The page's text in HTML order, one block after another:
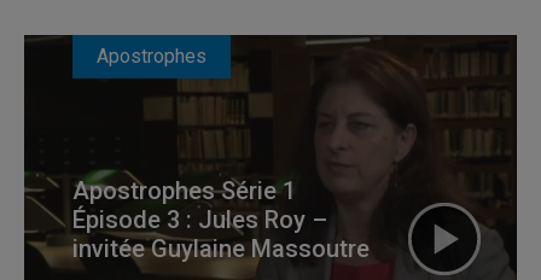
Apostrophes
Apostrophes Série 1
Épisode 3 : Jules Roy –
invitée Guylaine Massoutre